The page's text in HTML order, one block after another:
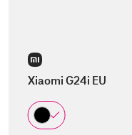
Xiaomi G24i EU